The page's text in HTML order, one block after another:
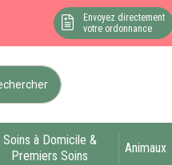
Envoyez directement
votre ordonnance
Soins à Domicile &
Premiers Soins
Animaux